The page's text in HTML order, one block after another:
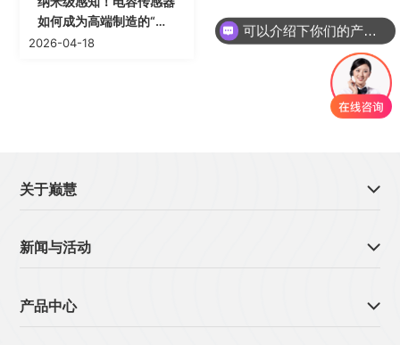
如何成为高端制造的“精
度标尺”
2026-04-18
关于巅慧 
新闻与活动 
产品中心 
可以介绍下你们的产品么